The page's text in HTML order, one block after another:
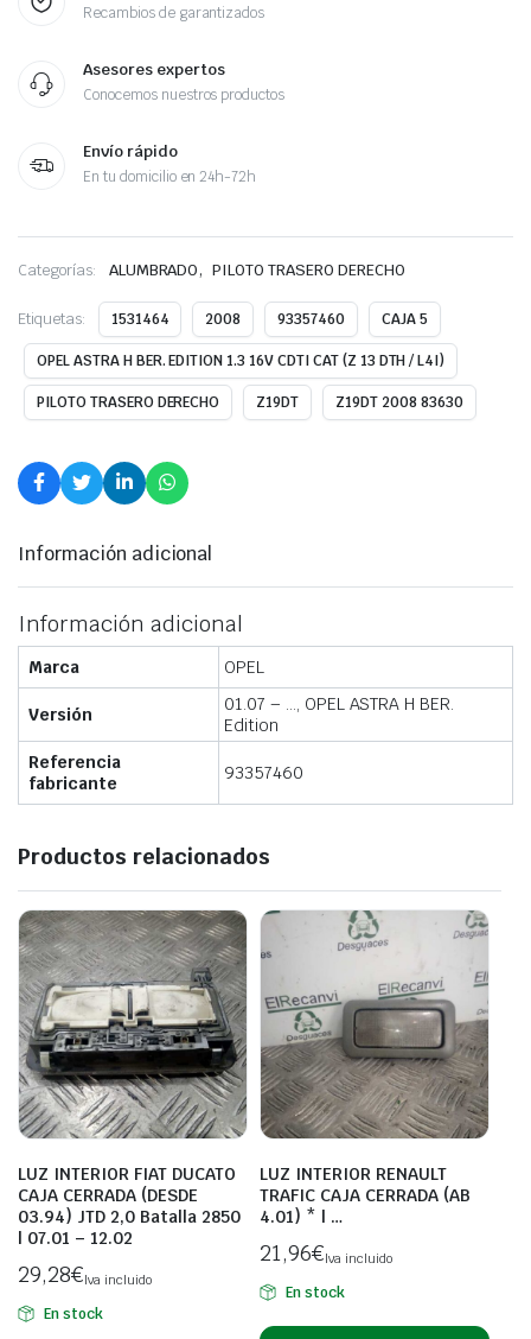
Recambios de garantizados
Asesores expertos
Conocemos nuestros productos
Envío rápido
En tu domicilio en 24h-72h
Categorías: ALUMBRADO, PILOTO TRASERO DERECHO
Etiquetas: 1531464 2008 93357460 CAJA 5
OPEL ASTRA H BER. EDITION 1.3 16V CDTI CAT (Z 13 DTH / L4I)
PILOTO TRASERO DERECHO Z19DT Z19DT 2008 83630
Información adicional
Información adicional
Marca OPEL
Versión
01.07 – …, OPEL ASTRA H BER.
Edition
Referencia
fabricante
93357460
Productos relacionados
LUZ INTERIOR FIAT DUCATO
CAJA CERRADA (DESDE
03.94) JTD 2,0 Batalla 2850
| 07.01 – 12.02
29,28€Iva incluido
En stock
LUZ INTERIOR RENAULT
TRAFIC CAJA CERRADA (AB
4.01) * | …
21,96€Iva incluido
En stock